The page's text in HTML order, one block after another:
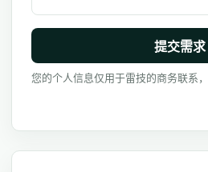
提交需求
您的个人信息仅用于雷技的商务联系